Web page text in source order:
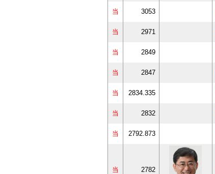
当 3053
当 2971
当 2849
当 2847
当 2834.335
当 2832
当 2792.873
当 2782